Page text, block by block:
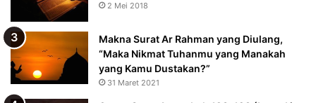
2 Mei 2018
Makna Surat Ar Rahman yang Diulang,
“Maka Nikmat Tuhanmu yang Manakah
yang Kamu Dustakan?”
31 Maret 2021